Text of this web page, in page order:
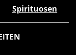
Spirituosen